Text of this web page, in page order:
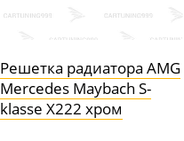
Решетка радиатора AMG
Mercedes Maybach S-
klasse X222 хром